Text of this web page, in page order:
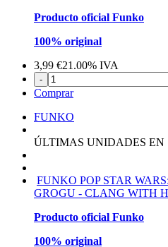
Producto oficial Funko
100% original
3,99 €21.00% IVA
-
Comprar
FUNKO
ÚLTIMAS UNIDADES EN
FUNKO POP STAR
GROGU - CLANG WITH
Producto oficial Funko
100% original